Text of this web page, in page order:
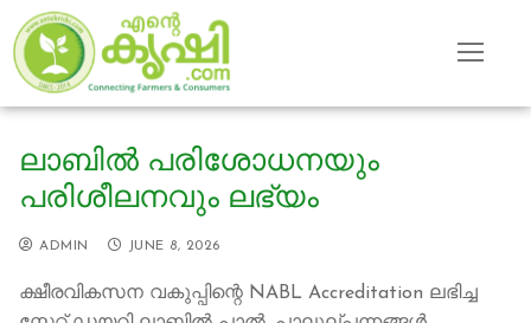
Skip
to
content
ലാബിൽ പരിശോധനയും
പരിശീലനവും ലഭ്യം
ADMIN JUNE 8, 2026
ക്ഷീരവികസന വകുപ്പിന്റെ NABL Accreditation ലഭിച്ച